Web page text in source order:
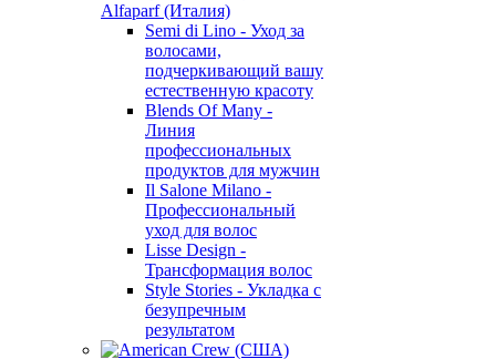
Alfaparf (Италия)
Semi di Lino - Уход за
волосами,
подчеркивающий вашу
естественную красоту
Blends Of Many -
Линия
профессиональных
продуктов для мужчин
Il Salone Milano -
Профессиональный
уход для волос
Lisse Design -
Трансформация волос
Style Stories - Укладка с
безупречным
результатом